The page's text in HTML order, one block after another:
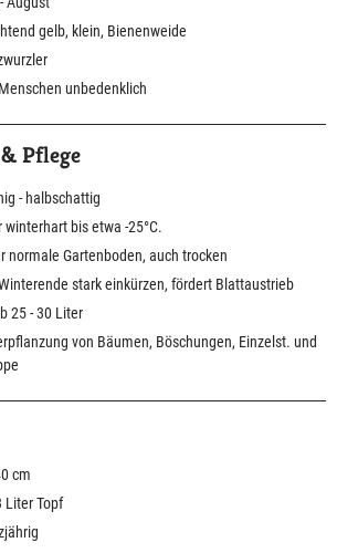
gelb, klein, Bienenweide
unbedenklich
Pflege
- halbschattig
winterhart bis etwa -25°C.
normale Gartenboden, auch trocken
stark einkürzen, fördert Blattaustrieb
25 - 30 Liter
von Bäumen, Böschungen, Einzelst. und
cm
Liter Topf